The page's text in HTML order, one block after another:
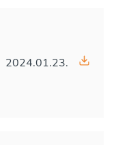
2024.01.23.